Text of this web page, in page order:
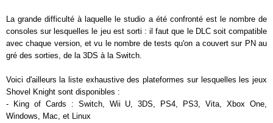
La grande difficulté à laquelle le studio a été confronté est le nombre de
consoles sur lesquelles le jeu est sorti : il faut que le DLC soit compatible
avec chaque version, et vu le nombre de tests qu'on a couvert sur PN au
gré des sorties, de la 3DS à la Switch.
Voici d'ailleurs la liste exhaustive des plateformes sur lesquelles les jeux
Shovel Knight sont disponibles :
- King of Cards : Switch, Wii U, 3DS, PS4, PS3, Vita, Xbox One,
Windows, Mac, et Linux